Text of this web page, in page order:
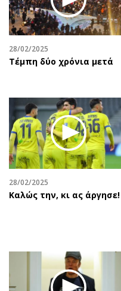
28/02/2025
Τέμπη δύο χρόνια μετά
28/02/2025
Καλώς την, κι ας άργησε!